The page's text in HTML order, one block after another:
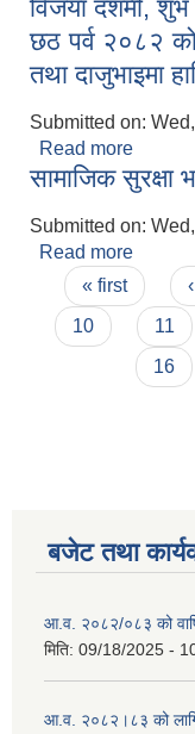
विजया दशमी,
छठ पर्व २०८२ को
तथा दाजुभाइमा
Submitted on:
Read more
छठ पर्व
सामाजिक सुरक्षा
Submitted on:
Read more
Pages
« first
10
11
16
बजेट तथा
आ.व. २०८२/०८३ को
मिति: 09/18/2025 -
आ.व. २०८२।८३ को लागि